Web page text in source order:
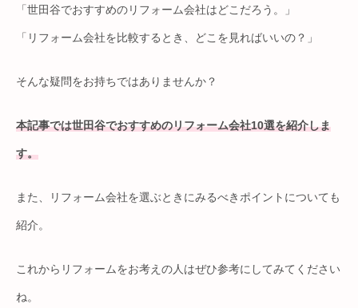
「世田谷でおすすめのリフォーム会社はどこだろう。」
「リフォーム会社を比較するとき、どこを見ればいいの？」
そんな疑問をお持ちではありませんか？
本記事では世田谷でおすすめのリフォーム会社10選を紹介しま
す。
また、リフォーム会社を選ぶときにみるべきポイントについても
紹介。
これからリフォームをお考えの人はぜひ参考にしてみてください
ね。